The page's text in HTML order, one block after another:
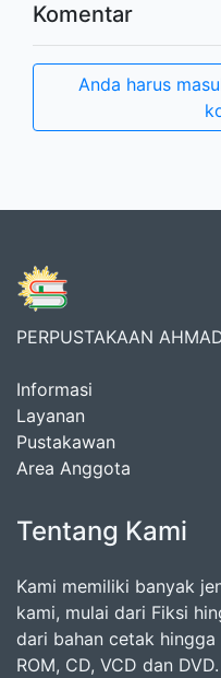
Komentar
Anda harus
PERPUSTAKAAN
Informasi
Layanan
Pustakawan
Area Anggota
Tentang Kami
Kami memiliki banyak
kami, mulai dari Fiksi
dari bahan cetak
ROM, CD, VCD dan